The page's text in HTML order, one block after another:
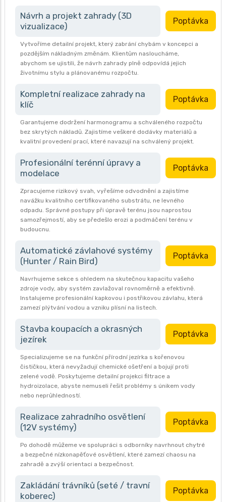
Návrh a projekt zahrady (3D
vizualizace)
Poptávka
Vytvoříme detailní projekt, který zabrání chybám v koncepci a
pozdějším nákladným změnám. Klientům nasloucháme,
abychom se ujistili, že návrh zahrady plně odpovídá jejich
životnímu stylu a plánovanému rozpočtu.
Kompletní realizace zahrady na
klíč
Poptávka
Garantujeme dodržení harmonogramu a schváleného rozpočtu
bez skrytých nákladů. Zajistíme veškeré dodávky materiálů a
kvalitní provedení prací, které navazují na schválený projekt.
Profesionální terénní úpravy a
modelace
Poptávka
Zpracujeme rizikový svah, vyřešíme odvodnění a zajistíme
navážku kvalitního certifikovaného substrátu, ne levného
odpadu. Správné postupy při úpravě terénu jsou naprostou
samozřejmostí, aby se předešlo erozi a podmáčení terénu v
budoucnu.
Automatické závlahové systémy
(Hunter / Rain Bird)
Poptávka
Navrhujeme sekce s ohledem na skutečnou kapacitu vašeho
zdroje vody, aby systém zavlažoval rovnoměrně a efektivně.
Instalujeme profesionální kapkovou i postřikovou závlahu, která
zamezí plýtvání vodou a vzniku plísní na listech.
Stavba koupacích a okrasných
jezírek
Poptávka
Specializujeme se na funkční přírodní jezírka s kořenovou
čističkou, která nevyžadují chemické ošetření a bojují proti
zelené vodě. Poskytujeme detailní projekci filtrace a
hydroizolace, abyste nemuseli řešit problémy s únikem vody
nebo neprůhledností.
Realizace zahradního osvětlení
(12V systémy)
Poptávka
Po dohodě můžeme ve spolupráci s odborníky navrhnout chytré
a bezpečné nízkonapěťové osvětlení, které zamezí chaosu na
zahradě a zvýší orientaci a bezpečnost.
Zakládání trávníků (seté / travní
koberec)
Poptávka